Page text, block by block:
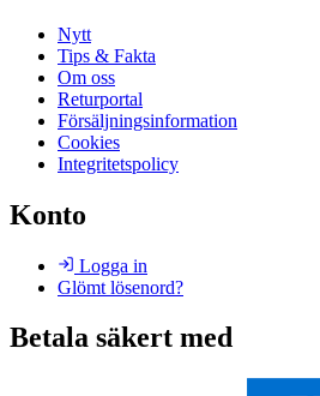
Nytt
Tips & Fakta
Om oss
Returportal
Försäljningsinformation
Cookies
Integritetspolicy
Konto
Logga in
Glömt lösenord?
Betala säkert med